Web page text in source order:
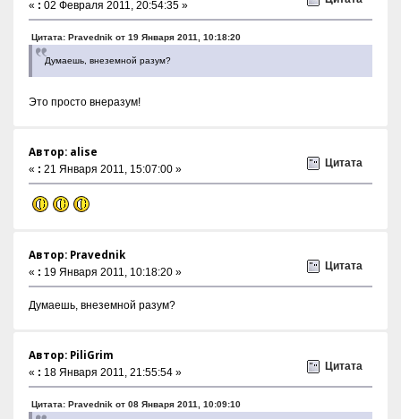
« : 02 Февраля 2011, 20:54:35 »
Цитата: Pravednik от 19 Января 2011, 10:18:20
Думаешь, внеземной разум?
Это просто внеразум!
Автор: alise
« : 21 Января 2011, 15:07:00 »
Цитата
Автор: Pravednik
« : 19 Января 2011, 10:18:20 »
Цитата
Думаешь, внеземной разум?
Автор: PiliGrim
« : 18 Января 2011, 21:55:54 »
Цитата
Цитата: Pravednik от 08 Января 2011, 10:09:10